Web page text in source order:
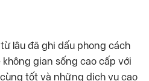
, Quận
, Quận
Xuân Quận
lâu đã ghi dấu phong cách
gian sống cao cấp với
tốt và những dịch vụ cao